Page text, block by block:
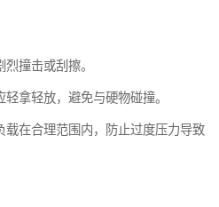
撞击或刮擦。
拿轻放，避免与硬物碰撞。
在合理范围内，防止过度压力导致